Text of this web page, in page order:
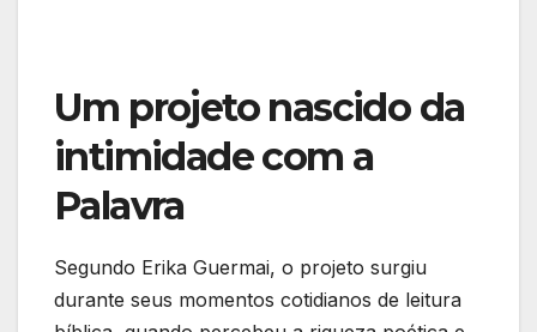
Um projeto nascido da
intimidade com a
Palavra
Segundo Erika Guermai, o projeto surgiu
durante seus momentos cotidianos de leitura